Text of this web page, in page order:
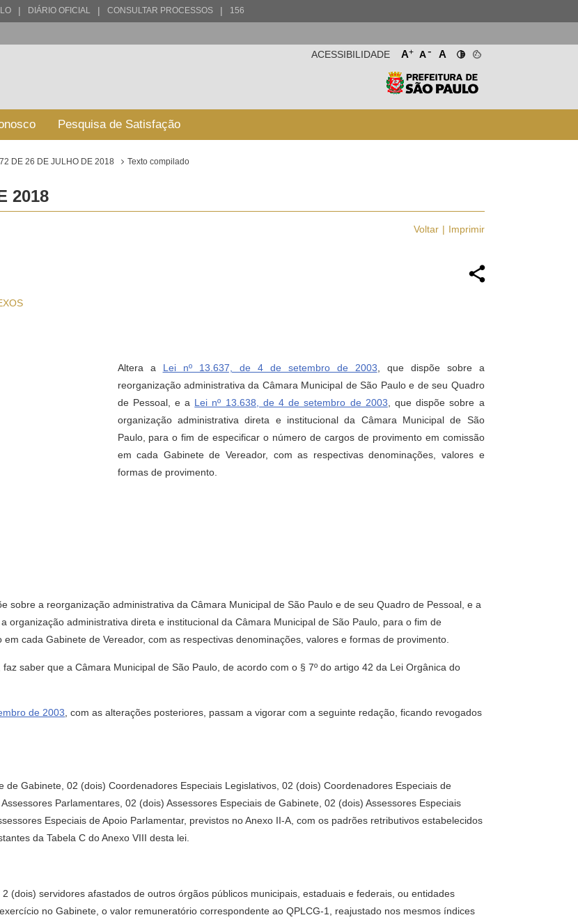
| DIÁRIO OFICIAL | CONSULTAR PROCESSOS | 156
A+ A- A
ACESSIBILIDADE
Pesquisa de Satisfação
DE 26 DE JULHO DE 2018 Texto compilado
2018
Voltar Imprimir
Altera a Lei nº 13.637, de 4 de setembro de 2003 , que dispõe sobre a
reorganização administrativa da Câmara Municipal de São Paulo e de seu Quadro
de Pessoal, e a Lei nº 13.638, de 4 de setembro de 2003 , que dispõe sobre a
organização administrativa direta e institucional da Câmara Municipal de São
Paulo, para o fim de especificar o número de cargos de provimento em comissão
em cada Gabinete de Vereador, com as respectivas denominações, valores e
formas de provimento.
sobre a reorganização administrativa da Câmara Municipal de São Paulo e de seu Quadro de Pessoal, e a
a organização administrativa direta e institucional da Câmara Municipal de São Paulo, para o fim de
cada Gabinete de Vereador, com as respectivas denominações, valores e formas de provimento.
saber que a Câmara Municipal de São Paulo, de acordo com o § 7º do artigo 42 da Lei Orgânica do
de 2003 , com as alterações posteriores, passam a vigorar com a seguinte redação, ficando revogados
Gabinete, 02 (dois) Coordenadores Especiais Legislativos, 02 (dois) Coordenadores Especiais de
Parlamentares, 02 (dois) Assessores Especiais de Gabinete, 02 (dois) Assessores Especiais
Especiais de Apoio Parlamentar, previstos no Anexo II-A, com os padrões retributivos estabelecidos
da Tabela C do Anexo VIII desta lei.
(dois) servidores afastados de outros órgãos públicos municipais, estaduais e federais, ou entidades
no Gabinete, o valor remuneratório correspondente ao QPLCG-1, reajustado nos mesmos índices